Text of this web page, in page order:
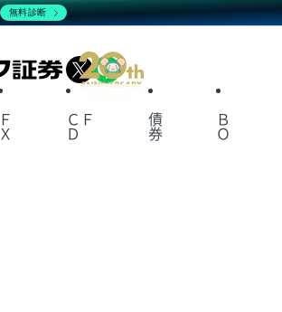
X
Ｆ
Ｘ
ＣＦ
Ｄ
債
券
Ｂ
Ｏ
無料診断